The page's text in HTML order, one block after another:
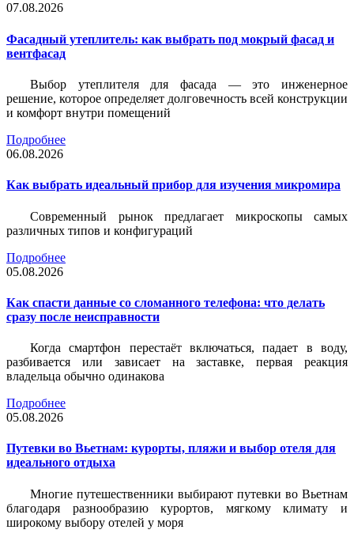
07.08.2026
Фасадный утеплитель: как выбрать под мокрый фасад и
вентфасад
Выбор утеплителя для фасада — это инженерное
решение, которое определяет долговечность всей конструкции
и комфорт внутри помещений
Подробнее
06.08.2026
Как выбрать идеальный прибор для изучения микромира
Современный рынок предлагает микроскопы самых
различных типов и конфигураций
Подробнее
05.08.2026
Как спасти данные со сломанного телефона: что делать
сразу после неисправности
Когда смартфон перестаёт включаться, падает в воду,
разбивается или зависает на заставке, первая реакция
владельца обычно одинакова
Подробнее
05.08.2026
Путевки во Вьетнам: курорты, пляжи и выбор отеля для
идеального отдыха
Многие путешественники выбирают путевки во Вьетнам
благодаря разнообразию курортов, мягкому климату и
широкому выбору отелей у моря